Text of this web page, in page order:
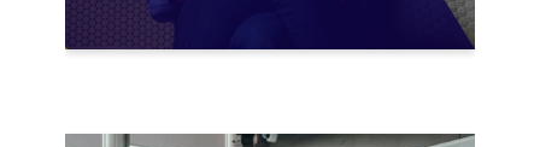
PACTE DUTREIL SUR
LA TRANSMISSION DES